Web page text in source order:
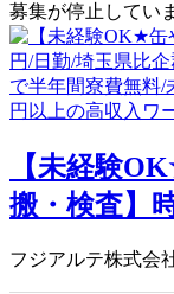
募集が停止してい
【未経験
搬・検査】
フジアルテ株式会